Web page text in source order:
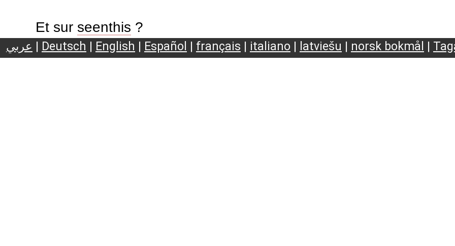
Et sur seenthis ?
عربي | Deutsch | English | Español | français | italiano | latviešu | norsk bokmål |